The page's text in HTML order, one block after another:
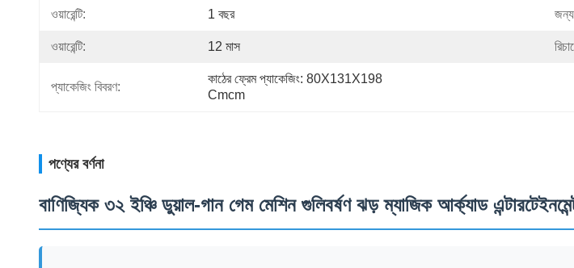
ওয়ারেন্টি: 1 বছর
ওয়ারেন্টি: 12 মাস
প্যাকেজিং বিবরণ:
কাঠের ফ্রেম প্যাকেজিং: 80X131X198
Cmcm
পণ্যের বর্ণনা
বাণিজ্যিক ৩২ ইঞ্চি ডুয়াল-গান গেম মেশিন গুলিবর্ষণ ঝড় ম্যাজিক আর্ক্যাড